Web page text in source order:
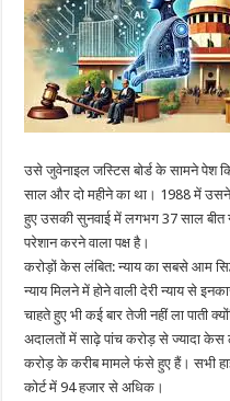
उसे जुवेनाइल जस्टिस बोर्ड के सामने पेश
साल और दो महीने का था। 1988 में उसने
हुए उसकी सुनवाई में लगभग 37 साल बीत
परेशान करने वाला पक्ष है।
करोड़ों केस लंबित: न्याय का सबसे आम
न्याय मिलने में होने वाली देरी न्याय से
चाहते हुए भी कई बार तेजी नहीं ला पाती
अदालतों में साढ़े पांच करोड़ से ज्यादा केस
करोड़ के करीब मामले फंसे हुए हैं। सभी
कोर्ट में 94 हजार से अधिक।